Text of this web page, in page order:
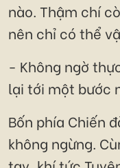
nào. Thậm chí
nên chỉ có thể
- Không ngờ
lại tới một bước
Bốn phía Chiến
không ngừng.